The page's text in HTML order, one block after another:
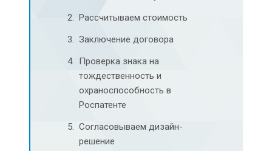
Рассчитываем стоимость
Заключение договора
Проверка знака на
тождественность и
охраноспособность в
Роспатенте
Согласовываем дизайн-
решение